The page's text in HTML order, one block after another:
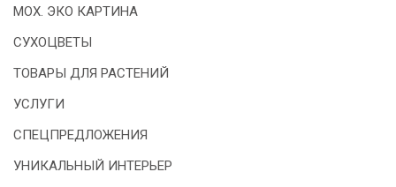
МОХ. ЭКО КАРТИНА
СУХОЦВЕТЫ
ТОВАРЫ ДЛЯ РАСТЕНИЙ
УСЛУГИ
СПЕЦПРЕДЛОЖЕНИЯ
УНИКАЛЬНЫЙ ИНТЕРЬЕР